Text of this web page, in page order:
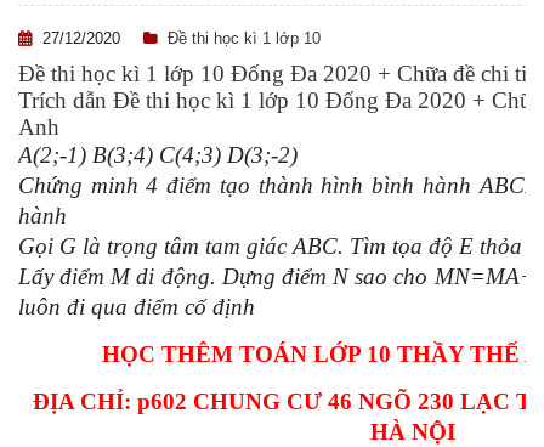
27/12/2020 Đề thi học kì 1 lớp 10
Đề thi học kì 1 lớp 10 Đống Đa 2020 + Chữa đề chi tiết
Trích dẫn Đề thi học kì 1 lớp 10 Đống Đa 2020 +
Anh
A(2;-1) B(3;4) C(4;3) D(3;-2)
Chứng minh 4 điểm tạo thành hình bình hành
hành
Gọi G là trọng tâm tam giác ABC. Tìm tọa độ E thỏa
Lấy điểm M di động. Dựng điểm N sao cho
luôn đi qua điểm cố định
HỌC THÊM TOÁN LỚP 10 THẦY THẾ
ĐỊA CHỈ: p602 CHUNG CƯ 46 NGÕ 230 LẠC
HÀ NỘI